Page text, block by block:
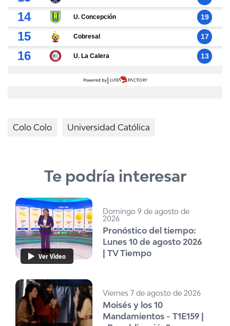
Colo Colo Universidad Católica
Te podría interesar
Ver Video
Domingo 9 de agosto de
2026
Pronóstico del tiempo:
Lunes 10 de agosto 2026
| TV Tiempo
Viernes 7 de agosto de 2026
Moisés y los 10
Mandamientos - T1E159 |